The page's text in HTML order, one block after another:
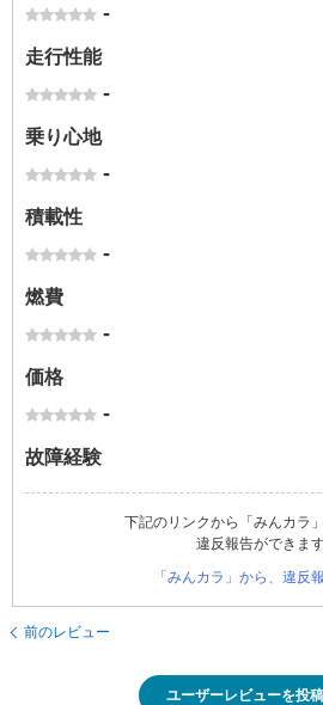
-
走行性能
-
乗り心地
-
積載性
-
燃費
-
価格
-
故障経験
下記のリンクから「みんカラ
違反報告ができます
「みんカラ」から、違反
前のレビュー
ユーザーレビューを投